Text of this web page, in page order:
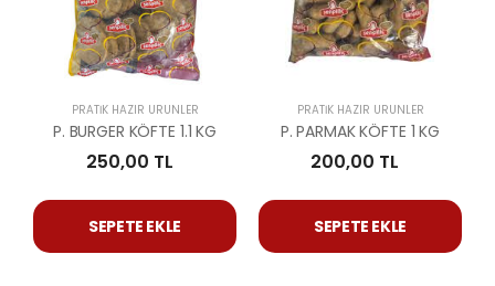
PRATIK HAZIR ÜRÜNLER
P. BURGER KÖFTE 1.1 KG
250,00 TL
SEPETE EKLE
PRATIK HAZIR ÜRÜNLER
P. PARMAK KÖFTE 1 KG
200,00 TL
SEPETE EKLE